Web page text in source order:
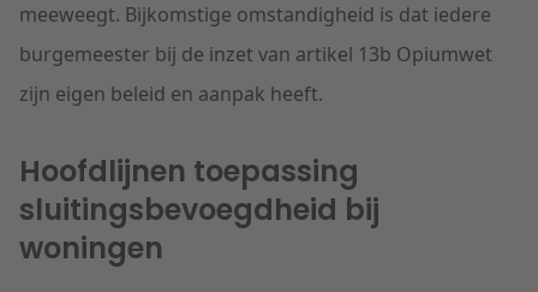
meeweegt. Bijkomstige omstandigheid is dat iedere
burgemeester bij de inzet van artikel 13b Opiumwet
zijn eigen beleid en aanpak heeft.
Hoofdlijnen toepassing
sluitingsbevoegdheid bij
woningen